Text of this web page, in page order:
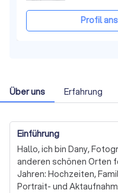
Profil
Über uns Erfahrung
Einführung
Hallo, ich bin Dany,
anderen schönen Orten
Jahren: Hochzeiten,
Portrait- und